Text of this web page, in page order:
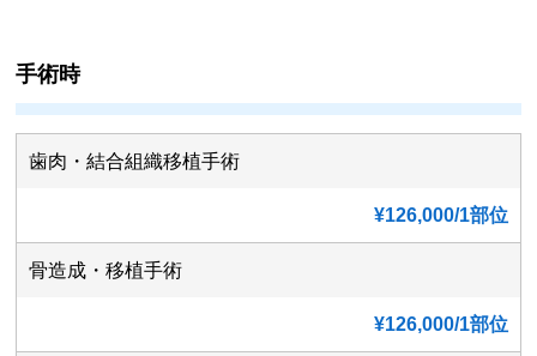
手術時
歯肉・結合組織移植手術
¥126,000/1部位
骨造成・移植手術
¥126,000/1部位